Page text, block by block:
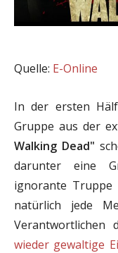
Quelle: E-Online
In der ersten
Gruppe aus der
Walking Dead"
darunter eine
ignorante Truppe
natürlich jede
wieder gewaltige